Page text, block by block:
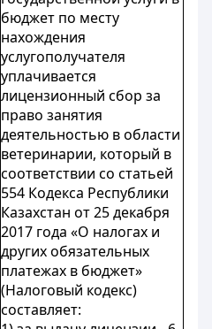
бюджет по месту
нахождения
услугополучателя
уплачивается
лицензионный сбор за
право занятия
деятельностью в области
ветеринарии, который в
соответствии со статьей
554 Кодекса Республики
Казахстан от 25 декабря
2017 года «О налогах и
других обязательных
платежах в бюджет»
(Налоговый кодекс)
составляет: